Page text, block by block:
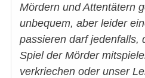
Mördern und Attentätern
unbequem, aber leider
passieren darf jedenfalls,
Spiel der Mörder
verkriechen oder unser